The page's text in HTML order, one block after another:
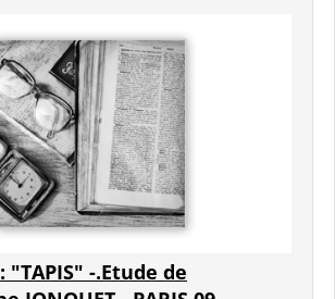
"TAPIS" -.Etude de